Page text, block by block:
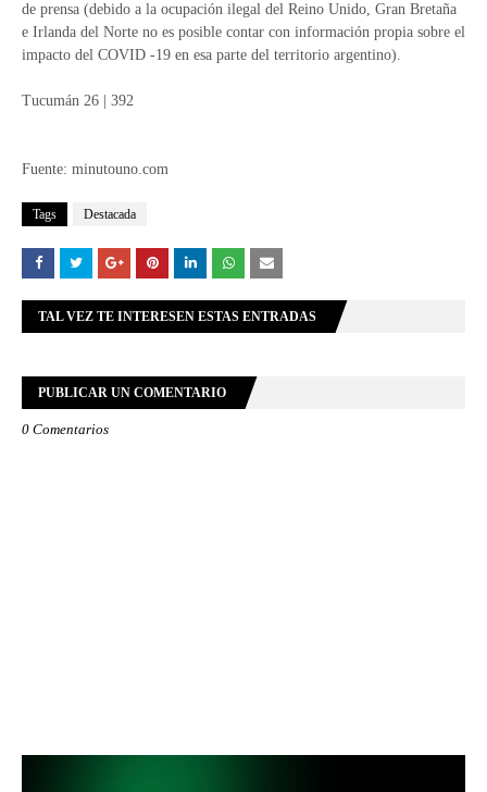
de prensa (debido a la ocupación ilegal del Reino Unido, Gran Bretaña
e Irlanda del Norte no es posible contar con información propia sobre el
impacto del COVID -19 en esa parte del territorio argentino).
Tucumán 26 | 392
Fuente: minutouno.com
Tags Destacada
TAL VEZ TE INTERESEN ESTAS ENTRADAS
PUBLICAR UN COMENTARIO
0 Comentarios